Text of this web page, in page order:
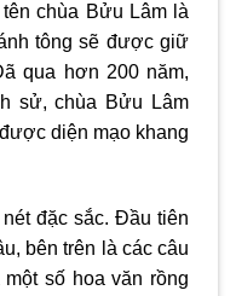
chùa Bửu Lâm là
tông sẽ được giữ
qua hơn 200 năm,
sử, chùa Bửu Lâm
diện mạo khang
đặc sắc. Đầu tiên
bên trên là các câu
số hoa văn rồng